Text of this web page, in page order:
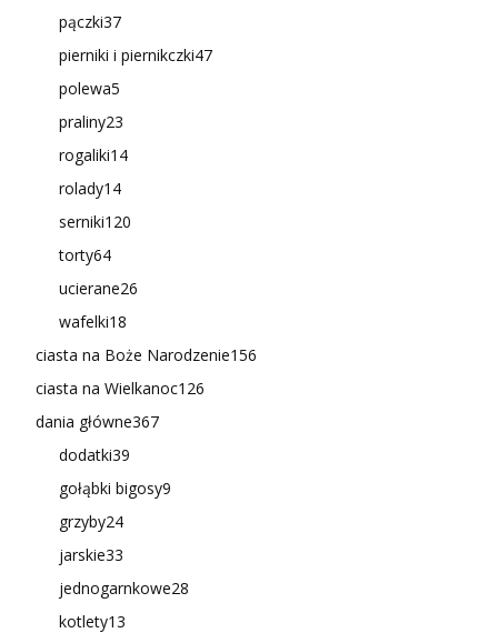
pączki37
pierniki i piernikczki47
polewa5
praliny23
rogaliki14
rolady14
serniki120
torty64
ucierane26
wafelki18
ciasta na Boże Narodzenie156
ciasta na Wielkanoc126
dania główne367
dodatki39
gołąbki bigosy9
grzyby24
jarskie33
jednogarnkowe28
kotlety13